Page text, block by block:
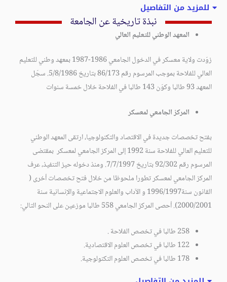
للمزيد من التفاصيل
نبذة تاريخية عن الجامعة
المعهد الوطني للتعليم العالي
زوّدت ولاية معسكر في الدخول الجامعي 1986-1987 بمعهد وطني للتعليم
العالي للفلاحة بموجب المرسوم رقم 86/173 بتاريخ 5/8/1986. سجّل
المعهد 93 طالبا وكوّن 143 طالبا في الفلاحة خلال خمسة سنوات
المركز الجامعي لمعسكر
بفتح تخصصات جديدة في الاقتصاد والتكنولوجيا، ارتقى المعهد الوطني
للتعليم العالي للفلاحة سنة 1992 إلى المركز الجامعي لمعسكر بمقتضى
المرسوم رقم 92/302 بتاريخ 7/7/1997. ومنذ دخوله حيز التنفيذ، عرف
المركز الجامعي لمعسكر تطورا ملحوظا من خلال فتح تخصصات أخرى (
القانون سنة1996/1997 و الآداب والعلوم الاجتماعية والإنسانية سنة
2000/2001). أحصى المركز الجامعي 558 طالبا موزعين على النحو التالي:
258 طالبا في تخصص الفلاحة .
122 طالبا في تخصص العلوم الاقتصادية.
178 طالبا في تخصص العلوم التكنولوجية.